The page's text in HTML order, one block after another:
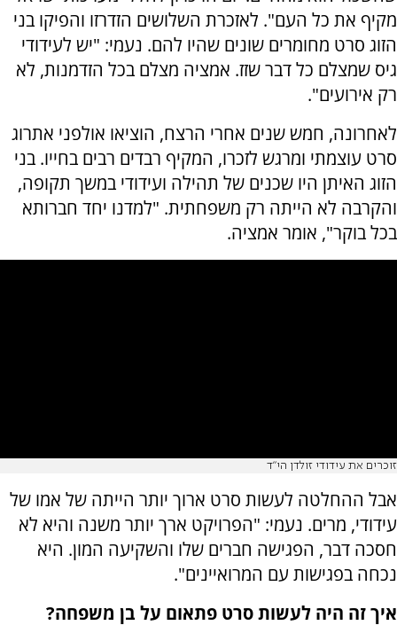
מקיף את כל העם". לאזכרת השלושים הזדרזו והפיקו בני
הזוג סרט מחומרים שונים שהיו להם. נעמי: "יש לעידודי
גיס שמצלם כל דבר שזז. אמציה מצלם בכל הזדמנות, לא
רק אירועים".
לאחרונה, חמש שנים אחרי הרצח, הוציאו אולפני אתרוג
סרט עוצמתי ומרגש לזכרו, המקיף רבדים רבים בחייו. בני
הזוג האיתן היו שכנים של תהילה ועידודי במשך תקופה,
והקרבה לא הייתה רק משפחתית. "למדנו יחד חברותא
בכל בוקר", אומר אמציה.
זוכרים את עידודי זולדן הי"ד
אבל ההחלטה לעשות סרט ארוך יותר הייתה של אמו של
עידודי, מרים. נעמי: "הפרויקט ארך יותר משנה והיא לא
חסכה דבר, הפגישה חברים שלו והשקיעה המון. היא
נכחה בפגישות עם המרואיינים".
איך זה היה לעשות סרט פתאום על בן משפחה?